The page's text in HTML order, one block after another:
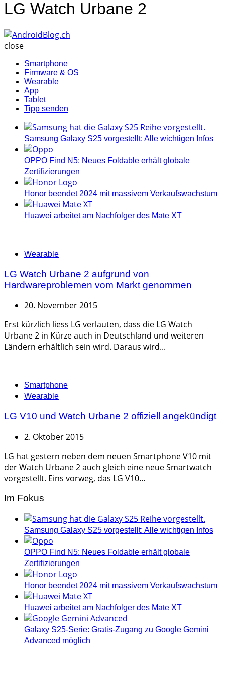
LG Watch Urbane 2
close
Smartphone
Firmware & OS
Wearable
App
Tablet
Tipp senden
Samsung Galaxy S25 vorgestellt: Alle wichtigen Infos
OPPO Find N5: Neues Foldable erhält globale
Zertifizierungen
Honor beendet 2024 mit massivem Verkaufswachstum
Huawei arbeitet am Nachfolger des Mate XT
Categories
Wearable
LG Watch Urbane 2 aufgrund von
Hardwareproblemen vom Markt genommen
20. November 2015
Erst kürzlich liess LG verlauten, dass die LG Watch
Urbane 2 in Kürze auch in Deutschland und weiteren
Ländern erhältlich sein wird. Daraus wird...
Categories
Smartphone
Wearable
LG V10 und Watch Urbane 2 offiziell angekündigt
2. Oktober 2015
LG hat gestern neben dem neuen Smartphone V10 mit
der Watch Urbane 2 auch gleich eine neue Smartwatch
vorgestellt. Eins vorweg, das LG V10...
Im Fokus
Samsung Galaxy S25 vorgestellt: Alle wichtigen Infos
OPPO Find N5: Neues Foldable erhält globale
Zertifizierungen
Honor beendet 2024 mit massivem Verkaufswachstum
Huawei arbeitet am Nachfolger des Mate XT
Galaxy S25-Serie: Gratis-Zugang zu Google Gemini
Advanced möglich